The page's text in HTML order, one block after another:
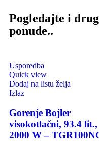
Pogledajte i
ponude..
Usporedba
Quick view
Dodaj na listu želja
Izlaz
Gorenje Bojler
visokotlačni, 93.4 lit.,
2000 W –